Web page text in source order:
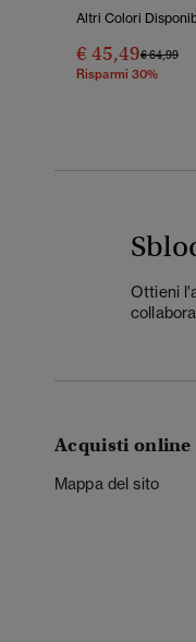
Altri Colori
€ 45,49Prezzo
€ 64,99A
Risparmi 30%
Ottieni
Acquisti online
Mappa del sito